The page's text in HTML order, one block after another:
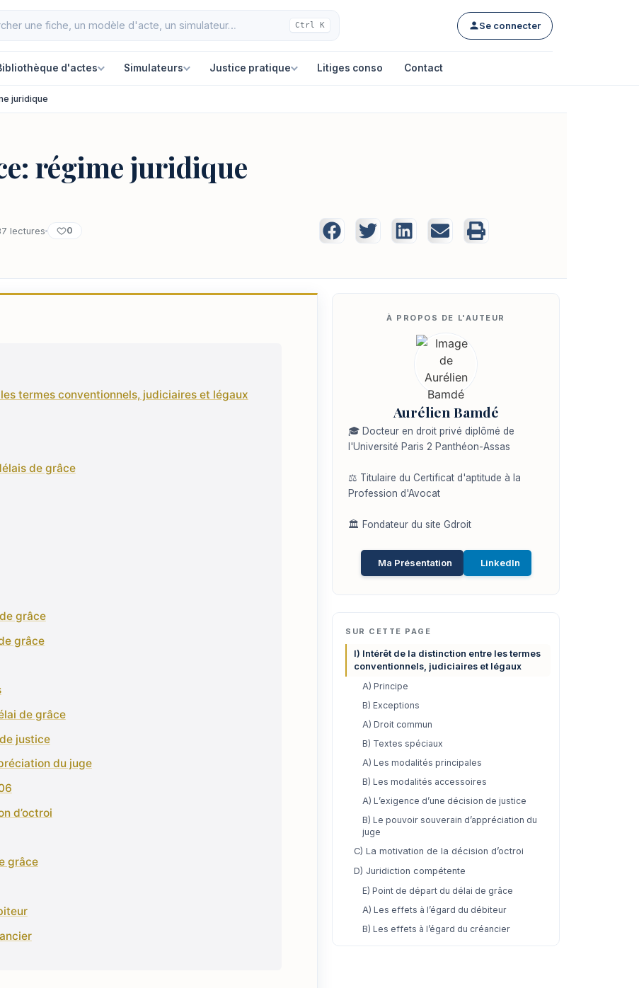
Ctrl K Se connecter
d'actes Simulateurs Justice pratique Litiges conso Contact
juridique
régime juridique
lectures 0
termes conventionnels, judiciaires et légaux
de grâce
grâce
grâce
de grâce
justice
du juge
d’octroi
grâce
Aurélien Bamdé
🎓 Docteur en droit privé diplômé de
l'Université Paris 2 Panthéon-Assas
⚖️ Titulaire du Certificat d'aptitude à la
Profession d'Avocat
🏛️ Fondateur du site Gdroit
Ma Présentation LinkedIn
SUR CETTE PAGE
I) Intérêt de la distinction entre les termes
conventionnels, judiciaires et légaux
A) Principe
B) Exceptions
A) Droit commun
B) Textes spéciaux
A) Les modalités principales
B) Les modalités accessoires
A) L’exigence d’une décision de justice
B) Le pouvoir souverain d’appréciation du
juge
C) La motivation de la décision d’octroi
D) Juridiction compétente
E) Point de départ du délai de grâce
A) Les effets à l’égard du débiteur
B) Les effets à l’égard du créancier